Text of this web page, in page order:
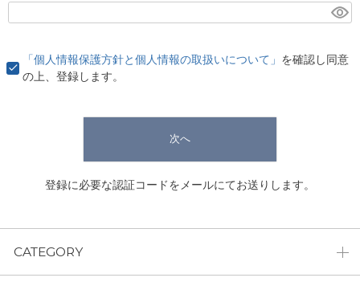
)
「個人情報保護方針と個人情報の取扱いについて」 を確認し同意
の上、登録します。
次へ
登録に必要な認証コードをメールにてお送りします。
CATEGORY